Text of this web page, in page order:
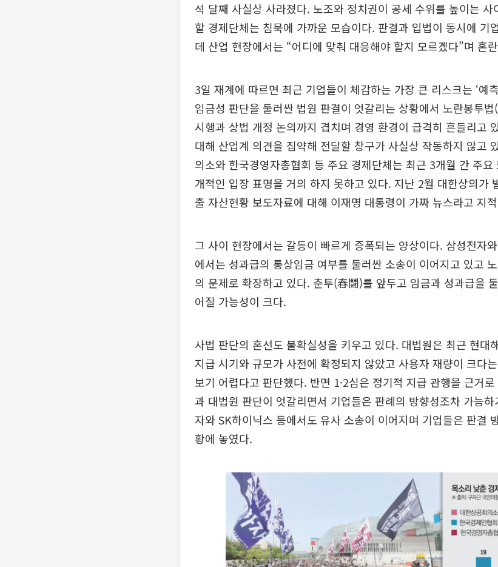
석 달째 사실상 사라졌다. 노조와 정치권이 공세 수위를 높이는
할 경제단체는 침묵에 가까운 모습이다. 판결과 입법이 동시에 기
데 산업 현장에서는 “어디에 맞춰 대응해야 할지 모르겠다”며 혼
3일 재계에 따르면 최근 기업들이 체감하는 가장 큰 리스크는 ‘예
임금성 판단을 둘러싼 법원 판결이 엇갈리는 상황에서 노란봉투
시행과 상법 개정 논의까지 겹치며 경영 환경이 급격히 흔들리고
대해 산업계 의견을 집약해 전달할 창구가 사실상 작동하지 않고
의소와 한국경영자총협회 등 주요 경제단체는 최근 3개월 간 주요
개적인 입장 표명을 거의 하지 못하고 있다. 지난 2월 대한상의가
출 자산현황 보도자료에 대해 이재명 대통령이 가짜 뉴스라고 지
그 사이 현장에서는 갈등이 빠르게 증폭되는 양상이다. 삼성전자
에서는 성과급의 통상임금 여부를 둘러싼 소송이 이어지고 있고
의 문제로 확장하고 있다. 춘투(春鬪)를 앞두고 임금과 성과급을
어질 가능성이 크다.
사법 판단의 혼선도 불확실성을 키우고 있다. 대법원은 최근 현대
지급 시기와 규모가 사전에 확정되지 않았고 사용자 재량이 크다
보기 어렵다고 판단했다. 반면 1·2심은 정기적 지급 관행을 근거
과 대법원 판단이 엇갈리면서 기업들은 판례의 방향성조차 가늠
자와 SK하이닉스 등에서도 유사 소송이 이어지며 기업들은 판결
황에 놓였다.